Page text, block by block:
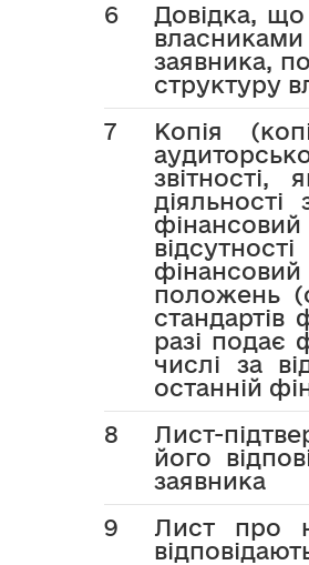
6
Довідка, що
власниками
заявника,
структуру
7
Копія
звітності,
діяльності
фінансовий
положень
стандартів
разі подає
числі за
останній
8
Лист-
його
заявника
9
Лист про